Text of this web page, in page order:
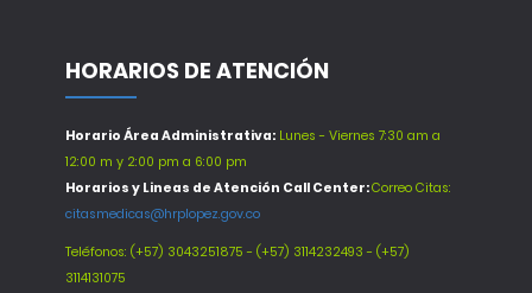
HORARIOS DE ATENCIÓN
Horario Área Administrativa: Lunes - Viernes 7:30 am a
12:00 m y 2:00 pm a 6:00 pm
Horarios y Lineas de Atención Call Center:Correo Citas:
citasmedicas@hrplopez.gov.co
Teléfonos: (+57) 3043251875 - (+57) 3114232493 - (+57)
3114131075